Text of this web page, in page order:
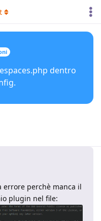
dentro
perchè manca il
plugin nel file: